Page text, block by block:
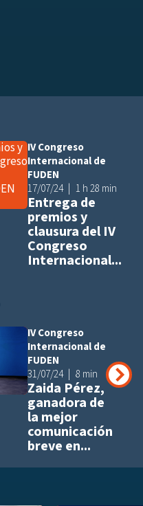
Añadir a
IV Congreso
Internacional de
FUDEN
17/07/24
1 h 28 min
Entrega de
premios y
clausura del IV
Congreso
Internacional...
Añadir a
IV Congreso
Internacional de
FUDEN
31/07/24
8 min
Zaida Pérez,
ganadora de
la mejor
comunicación
breve en...